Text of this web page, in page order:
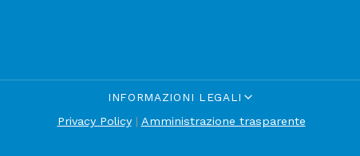
INFORMAZIONI LEGALI
Privacy Policy| Amministrazione trasparente